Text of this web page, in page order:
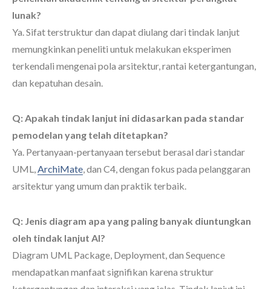
lunak?
Ya. Sifat terstruktur dan dapat diulang dari tindak lanjut
memungkinkan peneliti untuk melakukan eksperimen
terkendali mengenai pola arsitektur, rantai ketergantungan,
dan kepatuhan desain.
Q: Apakah tindak lanjut ini didasarkan pada standar
pemodelan yang telah ditetapkan?
Ya. Pertanyaan-pertanyaan tersebut berasal dari standar
UML,ArchiMate, dan C4, dengan fokus pada pelanggaran
arsitektur yang umum dan praktik terbaik.
Q: Jenis diagram apa yang paling banyak diuntungkan
oleh tindak lanjut AI?
Diagram UML Package, Deployment, dan Sequence
mendapatkan manfaat signifikan karena struktur